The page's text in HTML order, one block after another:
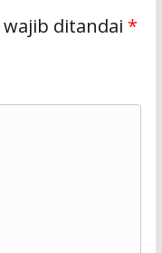
wajib ditandai *